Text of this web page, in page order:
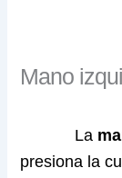
Mano
La
presiona la